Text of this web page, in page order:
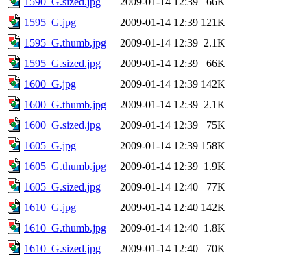
1595_G.jpg
2009-01-14 12:39 121K
1595_G.thumb.jpg
2009-01-14 12:39 2.1K
1595_G.sized.jpg
2009-01-14 12:39
66K
1600_G.jpg
2009-01-14 12:39 142K
1600_G.thumb.jpg
2009-01-14 12:39 2.1K
1600_G.sized.jpg
2009-01-14 12:39
75K
1605_G.jpg
2009-01-14 12:39 158K
1605_G.thumb.jpg
2009-01-14 12:39 1.9K
1605_G.sized.jpg
2009-01-14 12:40
77K
1610_G.jpg
2009-01-14 12:40 142K
1610_G.thumb.jpg
2009-01-14 12:40 1.8K
1610_G.sized.jpg
2009-01-14 12:40
70K